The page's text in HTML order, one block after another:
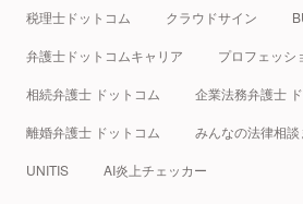
税理士ドットコム クラウドサイン
弁護士ドットコムキャリア プロフェッシ
相続弁護士 ドットコム 企業法務弁護士
離婚弁護士 ドットコム みんなの法律相
UNITIS AI炎上チェッカー